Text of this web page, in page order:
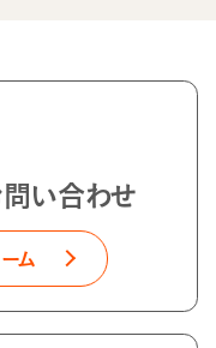
い合わせ
ム